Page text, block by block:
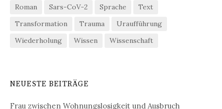
Roman
Sars-CoV-2 Sprache
Text
Transformation
Trauma
Uraufführung
Wiederholung
Wissen Wissenschaft
NEUESTE BEITRÄGE
Frau zwischen Wohnungslosigkeit und Ausbruch